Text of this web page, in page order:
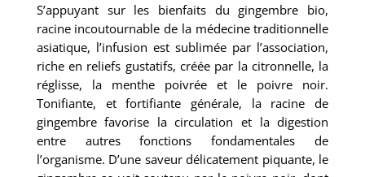
S’appuyant sur les bienfaits du gingembre bio,
racine incoutournable de la médecine traditionnelle
asiatique, l’infusion est sublimée par l’association,
riche en reliefs gustatifs, créée par la citronnelle, la
réglisse, la menthe poivrée et le poivre noir.
Tonifiante, et fortifiante générale, la racine de
gingembre favorise la circulation et la digestion
entre autres fonctions fondamentales de
l’organisme. D’une saveur délicatement piquante, le